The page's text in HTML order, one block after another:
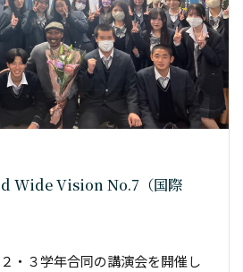
Wide Vision No.7（国際
・３学年合同の講演会を開催し